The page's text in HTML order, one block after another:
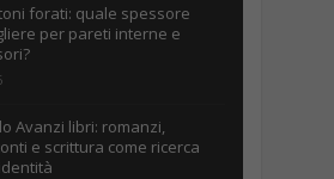
forati: quale spessore
per pareti interne e
Avanzi libri: romanzi,
e scrittura come ricerca